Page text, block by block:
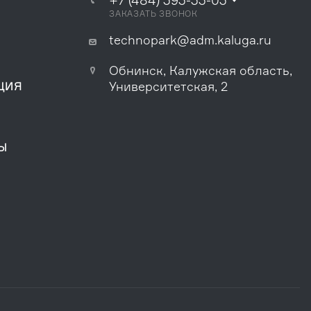
ЗАКАЗАТЬ ЗВОНОК
technopark@adm.kaluga.ru
Обнинск, Калужская область,
Университетская, 2